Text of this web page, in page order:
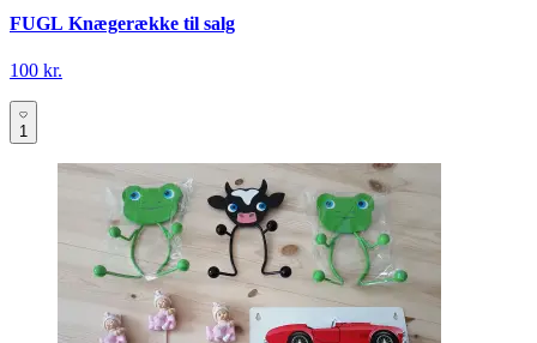
FUGL Knægerække til salg
100 kr.
1